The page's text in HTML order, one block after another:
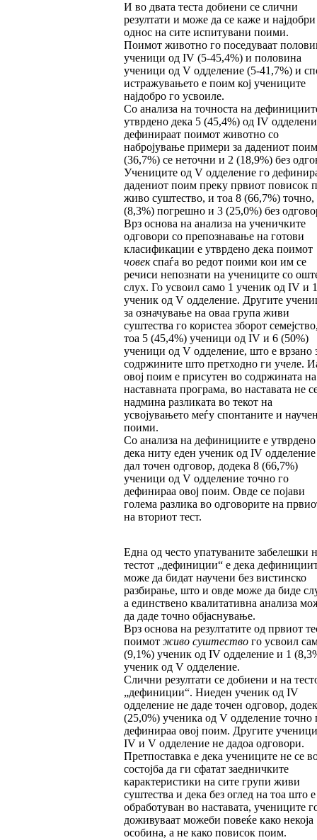
И во двата теста добиени се слични
резултати и може да се каже и
однос на сите испитувани поими.
Поимот животно го поседуваат
ученици од IV (5-45,4%) и половина
ученици од V одделение (5-41,7%) и
истражувањето е поим кој учениците
најдобро го усвоиле.
Со анализа на точноста на
утврдено дека 5 (45,4%) од IV
дефинираат поимот животно со
набројување примери за дадениот
(36,7%) се неточни и 2 (18,9%) без
Учениците од V одделение го
дадениот поим преку првиот повисок
живо суштество, и тоа 8 (66,7%) точно,
(8,3%) погрешно и 3 (25,0%) без
Врз основа на анализа на ученичките
одговори со препознавање на готови
класификации е утврдено дека поимот
човекспаѓа во редот поими кои им се
речиси непознати на учениците со
слух. Го усвоил само 1 ученик од IV и 1
ученик од V одделение. Другите
за означување на оваа група живи
суштества го користеа зборот
тоа 5 (45,4%) ученици од IV и 6 (50%)
ученици од V одделение, што е врзано
содржините што претходно ги учеле.
овој поим е присутен во содржината на
наставната програма, во наставата не
надмина разликата во текот на
усвојувањето меѓу спонтаните и
поими.
Со анализа на дефинициите е утврдено
дека ниту еден ученик од IV
дал точен одговор, додека 8 (66,7%)
ученици од V одделение точно го
дефинираа овој поим. Овде се појави
голема разлика во одговорите на
на вториот тест.
Една од често упатуваните забелешки
тестот „дефиниции“ е дека
може да бидат научени без вистинско
разбирање, што и овде може да биде
а единствено квалитативна анализа
да даде точно објаснување.
Врз основа на резултатите од првиот
поимот живо суштествого усвоил
(9,1%) ученик од IV одделение и 1
ученик од V одделение.
Слични резултати се добиени и на
„дефиниции“. Ниеден ученик од IV
одделение не даде точен одговор,
(25,0%) ученика од V одделение точно
дефинираа овој поим. Другите
IV и V одделение не дадоа одговори.
Претпоставка е дека учениците не се
состојба да ги сфатат заедничките
карактеристики на сите групи живи
суштества и дека без оглед на тоа што е
обработуван во наставата, учениците
доживуваат можеби повеќе како некоја
особина, а не како повисок поим.